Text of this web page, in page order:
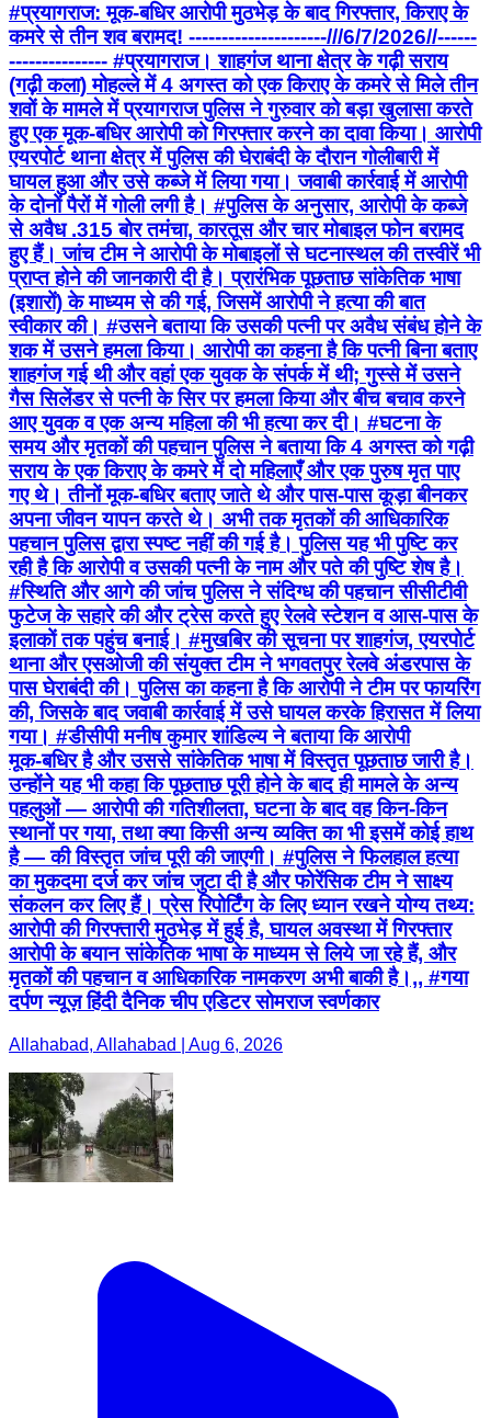
#प्रयागराज: मूक‑बधिर आरोपी मुठभेड़ के बाद गिरफ्तार, किराए के
कमरे से तीन शव बरामद! ---------------------///6/7/2026//------
--------------- #प्रयागराज। शाहगंज थाना क्षेत्र के गढ़ी सराय
(गढ़ी कला) मोहल्ले में 4 अगस्त को एक किराए के कमरे से मिले तीन
शवों के मामले में प्रयागराज पुलिस ने गुरुवार को बड़ा खुलासा करते
हुए एक मूक‑बधिर आरोपी को गिरफ्तार करने का दावा किया। आरोपी
एयरपोर्ट थाना क्षेत्र में पुलिस की घेराबंदी के दौरान गोलीबारी में
घायल हुआ और उसे कब्जे में लिया गया। जवाबी कार्रवाई में आरोपी
के दोनों पैरों में गोली लगी है। #पुलिस के अनुसार, आरोपी के कब्जे
से अवैध .315 बोर तमंचा, कारतूस और चार मोबाइल फोन बरामद
हुए हैं। जांच टीम ने आरोपी के मोबाइलों से घटनास्थल की तस्वीरें भी
प्राप्त होने की जानकारी दी है। प्रारंभिक पूछताछ सांकेतिक भाषा
(इशारों) के माध्यम से की गई, जिसमें आरोपी ने हत्या की बात
स्वीकार की। #उसने बताया कि उसकी पत्नी पर अवैध संबंध होने के
शक में उसने हमला किया। आरोपी का कहना है कि पत्नी बिना बताए
शाहगंज गई थी और वहां एक युवक के संपर्क में थी; गुस्से में उसने
गैस सिलेंडर से पत्नी के सिर पर हमला किया और बीच बचाव करने
आए युवक व एक अन्य महिला की भी हत्या कर दी। #घटना के
समय और मृतकों की पहचान पुलिस ने बताया कि 4 अगस्त को गढ़ी
सराय के एक किराए के कमरे में दो महिलाएँ और एक पुरुष मृत पाए
गए थे। तीनों मूक‑बधिर बताए जाते थे और पास‑पास कूड़ा बीनकर
अपना जीवन यापन करते थे। अभी तक मृतकों की आधिकारिक
पहचान पुलिस द्वारा स्पष्ट नहीं की गई है। पुलिस यह भी पुष्टि कर
रही है कि आरोपी व उसकी पत्नी के नाम और पते की पुष्टि शेष है।
#स्थिति और आगे की जांच पुलिस ने संदिग्ध की पहचान सीसीटीवी
फुटेज के सहारे की और ट्रेस करते हुए रेलवे स्टेशन व आस-पास के
इलाकों तक पहुंच बनाई। #मुखबिर की सूचना पर शाहगंज, एयरपोर्ट
थाना और एसओजी की संयुक्त टीम ने भगवतपुर रेलवे अंडरपास के
पास घेराबंदी की। पुलिस का कहना है कि आरोपी ने टीम पर फायरिंग
की, जिसके बाद जवाबी कार्रवाई में उसे घायल करके हिरासत में लिया
गया। #डीसीपी मनीष कुमार शांडिल्य ने बताया कि आरोपी
मूक‑बधिर है और उससे सांकेतिक भाषा में विस्तृत पूछताछ जारी है।
उन्होंने यह भी कहा कि पूछताछ पूरी होने के बाद ही मामले के अन्य
पहलुओं — आरोपी की गतिशीलता, घटना के बाद वह किन-किन
स्थानों पर गया, तथा क्या किसी अन्य व्यक्ति का भी इसमें कोई हाथ
है — की विस्तृत जांच पूरी की जाएगी। #पुलिस ने फिलहाल हत्या
का मुकदमा दर्ज कर जांच जुटा दी है और फोरेंसिक टीम ने साक्ष्य
संकलन कर लिए हैं। प्रेस रिपोर्टिंग के लिए ध्यान रखने योग्य तथ्य:
आरोपी की गिरफ्तारी मुठभेड़ में हुई है, घायल अवस्था में गिरफ्तार
आरोपी के बयान सांकेतिक भाषा के माध्यम से लिये जा रहे हैं, और
मृतकों की पहचान व आधिकारिक नामकरण अभी बाकी है।,, #गया
दर्पण न्यूज़ हिंदी दैनिक चीप एडिटर सोमराज स्वर्णकार
Allahabad, Allahabad | Aug 6, 2026